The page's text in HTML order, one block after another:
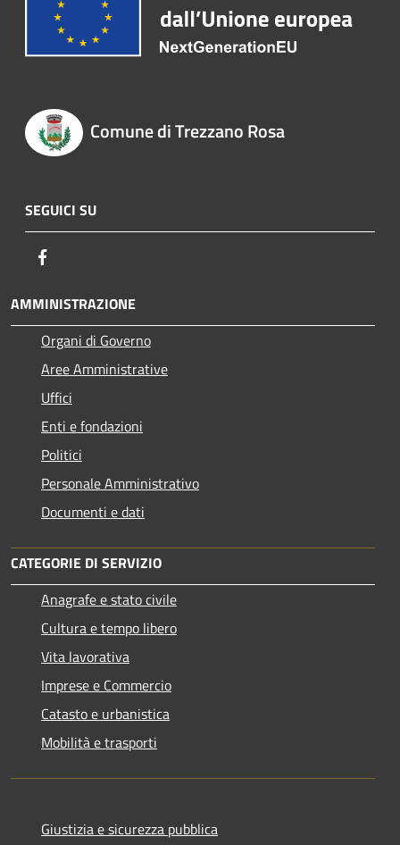
Comune di Trezzano Rosa
SEGUICI SU
AMMINISTRAZIONE
Organi di Governo
Aree Amministrative
Uffici
Enti e fondazioni
Politici
Personale Amministrativo
Documenti e dati
CATEGORIE DI SERVIZIO
Anagrafe e stato civile
Cultura e tempo libero
Vita lavorativa
Imprese e Commercio
Catasto e urbanistica
Mobilità e trasporti
Giustizia e sicurezza pubblica